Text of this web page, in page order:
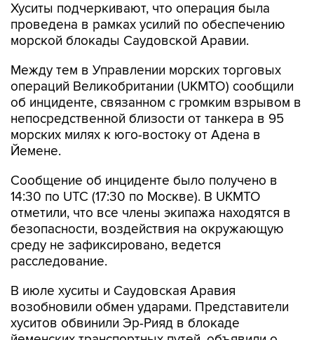
Хуситы подчеркивают, что операция была
проведена в рамках усилий по обеспечению
морской блокады Саудовской Аравии.
Между тем в Управлении морских торговых
операций Великобритании (UKMTO) сообщили
об инциденте, связанном с громким взрывом в
непосредственной близости от танкера в 95
морских милях к юго-востоку от Адена в
Йемене.
Сообщение об инциденте было получено в
14:30 по UTC (17:30 по Москве). В UKMTO
отметили, что все члены экипажа находятся в
безопасности, воздействия на окружающую
среду не зафиксировано, ведется
расследование.
В июле хуситы и Саудовская Аравия
возобновили обмен ударами. Представители
хуситов обвинили Эр-Рияд в блокаде